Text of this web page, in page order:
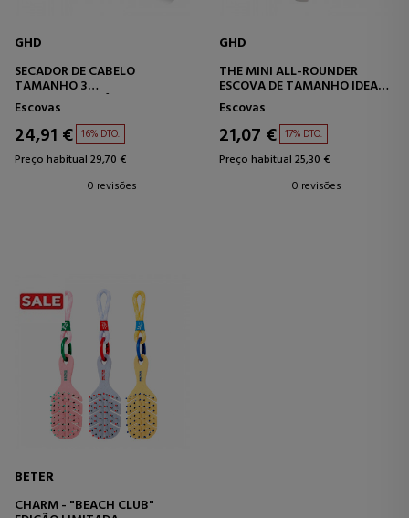
GHD
SECADOR DE CABELO
TAMANHO 3
ESCOVA DE CERÂMICA
Escovas
24,91 € 16% DTO.
Preço habitual 29,70 €
0 revisões
GHD
THE MINI ALL-ROUNDER
ESCOVA DE TAMANHO IDEAL
PARA VIAGEM
Escovas
21,07 € 17% DTO.
Preço habitual 25,30 €
0 revisões
BETER
CHARM - "BEACH CLUB"